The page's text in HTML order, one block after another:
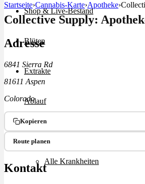
Shop & Live-Bestand
Blüten
Extrakte
Ablauf
Therapien
Alle Krankheiten
Startseite›Cannabis-Karte›Apotheke›
Collective Supply:
Adresse
6841 Sierra Rd
81611 Aspen
Colorado
Kopieren
Route planen
Kontakt